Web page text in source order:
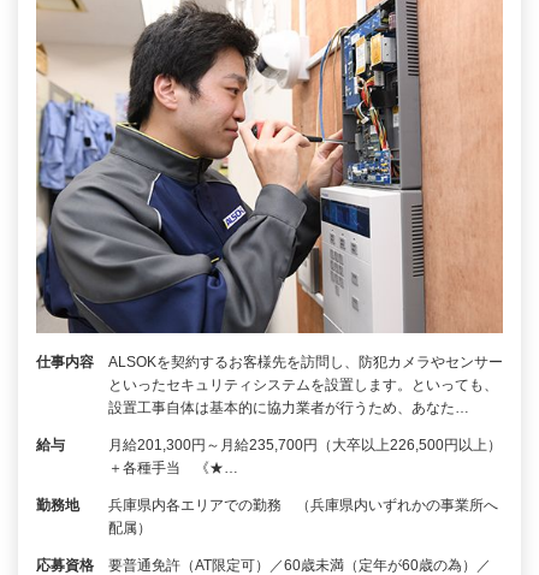
仕事内容
ALSOKを契約するお客様先を訪問し、防犯カメラやセンサー
といったセキュリティシステムを設置します。といっても、
設置工事自体は基本的に協力業者が行うため、あなた…
給与
月給201,300円～月給235,700円（大卒以上226,500円以上）
＋各種手当 《★…
勤務地
兵庫県内各エリアでの勤務 （兵庫県内いずれかの事業所へ
配属）
応募資格
要普通免許（AT限定可）／60歳未満（定年が60歳の為）／